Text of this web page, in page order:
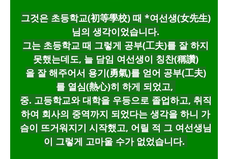
그것은 초등학교(初等學校) 때 *여선생(女先生)
님의 생각이었습니다.
그는 초등학교 때 그렇게 공부(工夫)를 잘 하지
못했는데도, 늘 담임 여선생이 칭찬(稱讚)
을 잘 해주어서 용기(勇氣)를 얻어 공부(工夫)
를 열심(熱心)히 하게 되었고,
중. 고등학교와 대학을 우등으로 졸업하고, 취직
하여 회사의 중역까지 되었다는 생각을 하니 가
슴이 뜨거워지기 시작했고, 어릴 적 그 여선생님
이 그렇게 고마울 수가 없었습니다.